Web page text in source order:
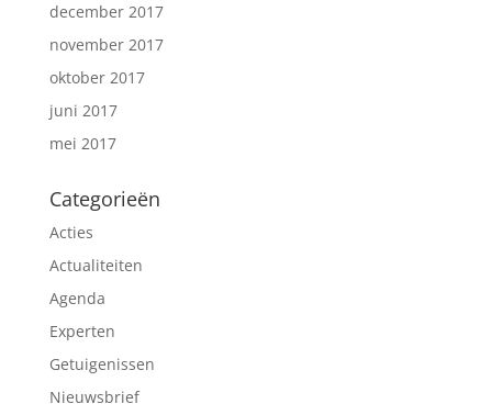
december 2017
november 2017
oktober 2017
juni 2017
mei 2017
Categorieën
Acties
Actualiteiten
Agenda
Experten
Getuigenissen
Nieuwsbrief